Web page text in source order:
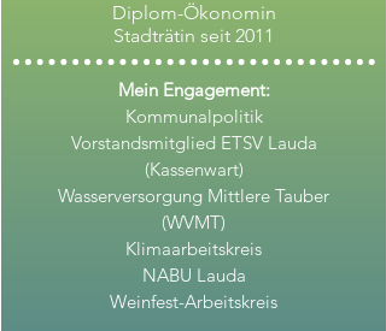
Diplom-Ökonomin
Stadträtin seit 2011
Mein Engagement:
Kommunalpolitik
Vorstandsmitglied ETSV Lauda
(Kassenwart)
Wasserversorgung Mittlere Tauber
(WVMT)
Klimaarbeitskreis
NABU Lauda
Weinfest-Arbeitskreis